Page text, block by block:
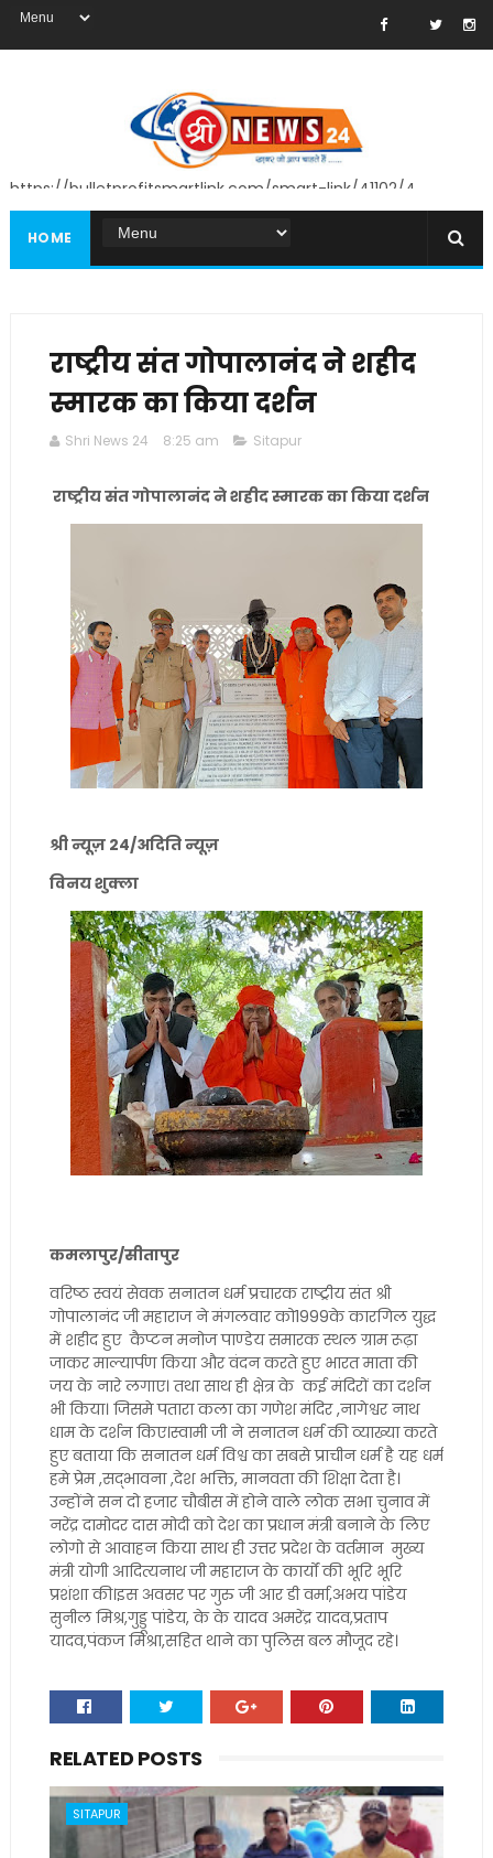
https://bulletprofitsmartlink.com/smart-link/41102/4
HOME
राष्ट्रीय संत गोपालानंद ने शहीद
स्मारक का किया दर्शन
Shri News 24 8:25 am Sitapur
राष्ट्रीय संत गोपालानंद ने शहीद स्मारक का किया दर्शन
श्री न्यूज़ 24/अदिति न्यूज़
विनय शुक्ला
कमलापुर/सीतापुर
वरिष्ठ स्वयं सेवक सनातन धर्म प्रचारक राष्ट्रीय संत श्री
गोपालानंद जी महाराज ने मंगलवार को1999के कारगिल युद्ध
में शहीद हुए कैप्टन मनोज पाण्डेय समारक स्थल ग्राम रूढ़ा
जाकर माल्यार्पण किया और वंदन करते हुए भारत माता की
जय के नारे लगाए। तथा साथ ही क्षेत्र के कई मंदिरों का दर्शन
भी किया। जिसमे पतारा कला का गणेश मंदिर ,नागेश्वर नाथ
धाम के दर्शन किए।स्वामी जी ने सनातन धर्म की व्याख्या करते
हुए बताया कि सनातन धर्म विश्व का सबसे प्राचीन धर्म है यह धर्म
हमे प्रेम ,सद्भावना ,देश भक्ति, मानवता की शिक्षा देता है।
उन्होंने सन दो हजार चौबीस में होने वाले लोक सभा चुनाव में
नरेंद्र दामोदर दास मोदी को देश का प्रधान मंत्री बनाने के लिए
लोगो से आवाहन किया साथ ही उत्तर प्रदेश के वर्तमान मुख्य
मंत्री योगी आदित्यनाथ जी महाराज के कार्यों की भूरि भूरि
प्रशंशा की।इस अवसर पर गुरु जी आर डी वर्मा,अभय पांडेय
सुनील मिश्र,गुड्डू पांडेय, के के यादव अमरेंद्र यादव,प्रताप
यादव,पंकज मिश्रा,सहित थाने का पुलिस बल मौजूद रहे।
RELATED POSTS
SITAPUR